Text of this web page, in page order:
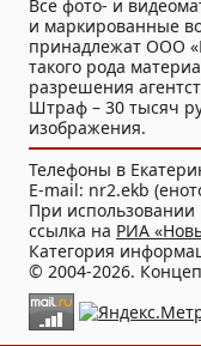
Все фото- и
и маркированные
принадлежат ООО
такого рода
разрешения
Штраф – 30 тысяч
изображения.
Телефоны в
E-mail: nr2.ekb
При
ссылка на РИА
Категория
© 2004-2026.